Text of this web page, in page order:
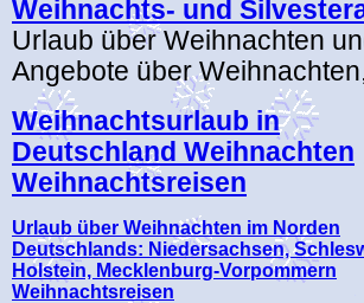
Weihnachts- und
Urlaub über Weihnachten
Angebote über
Weihnachtsurlaub in
Deutschland Weihnachten
Weihnachtsreisen
Urlaub über Weihnachten im Norden
Deutschlands: Niedersachsen,
Holstein, Mecklenburg-Vorpommern
Weihnachtsreisen